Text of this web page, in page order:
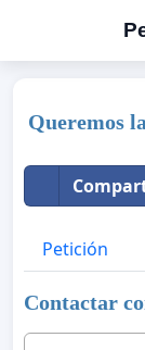
Queremos
Petición
Contactar